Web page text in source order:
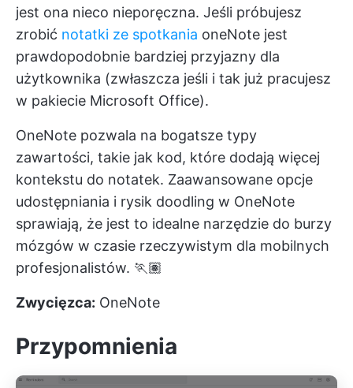
jest ona nieco nieporęczna. Jeśli próbujesz
zrobić notatki ze spotkania oneNote jest
prawdopodobnie bardziej przyjazny dla
użytkownika (zwłaszcza jeśli i tak już pracujesz
w pakiecie Microsoft Office).
OneNote pozwala na bogatsze typy
zawartości, takie jak kod, które dodają więcej
kontekstu do notatek. Zaawansowane opcje
udostępniania i rysik doodling w OneNote
sprawiają, że jest to idealne narzędzie do burzy
mózgów w czasie rzeczywistym dla mobilnych
profesjonalistów. 🏃🏽
Zwycięzca: OneNote
Przypomnienia